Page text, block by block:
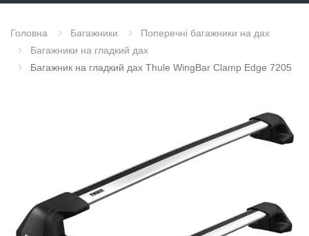
Головна Багажники
Поперечні багажники на дах
Багажники на гладкий дах
Багажник на гладкий дах Thule WingBar Clamp Edge 7205